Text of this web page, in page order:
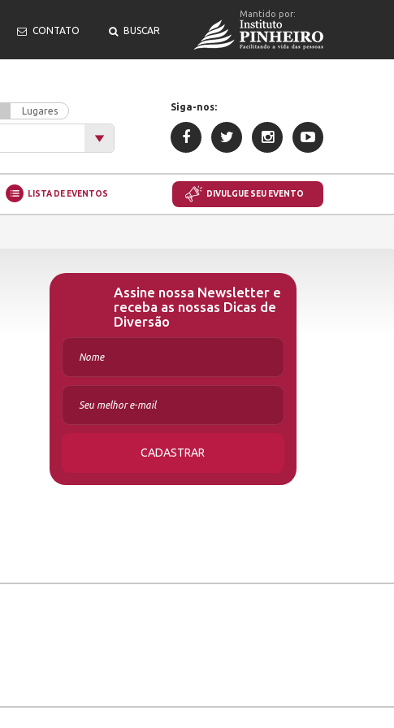
CONTATO BUSCAR
Mantido por:
Lugares Siga-nos:
LISTA DE EVENTOS DIVULGUE SEU EVENTO
Assine nossa Newsletter e
receba as nossas Dicas de
Diversão
CADASTRAR